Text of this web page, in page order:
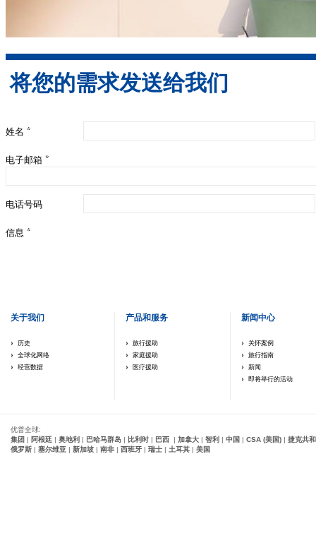
将您的需求发送给我们
姓名 *
电子邮箱 *
电话号码
信息 *
关于我们
历史
全球化网络
经营数据
产品和服务
旅行援助
家庭援助
医疗援助
新闻中心
关怀案例
旅行指南
新闻
即将举行的活动
优普全球:
集团 | 阿根廷 | 奥地利 | 巴哈马群岛 | 比利时 | 巴西 | 加拿大 | 智利 | 中国 | CSA (美国) | 捷克共
俄罗斯 | 塞尔维亚 | 新加坡 | 南非 | 西班牙 | 瑞士 | 土耳其 | 美国